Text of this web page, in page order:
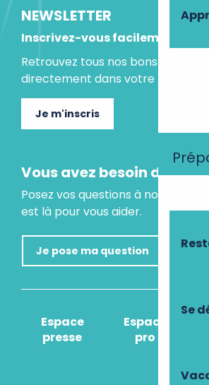
Se
NEWSLETTER
Inscrivez-vous facilement
Retrouvez tous nos bons plans et
directement dans votre boite mail.
Je m'inscris
Vous avez besoin d'un
Posez vos questions à notre
est là pour vous aider.
Je pose ma question
Espace
presse
Espace
pro